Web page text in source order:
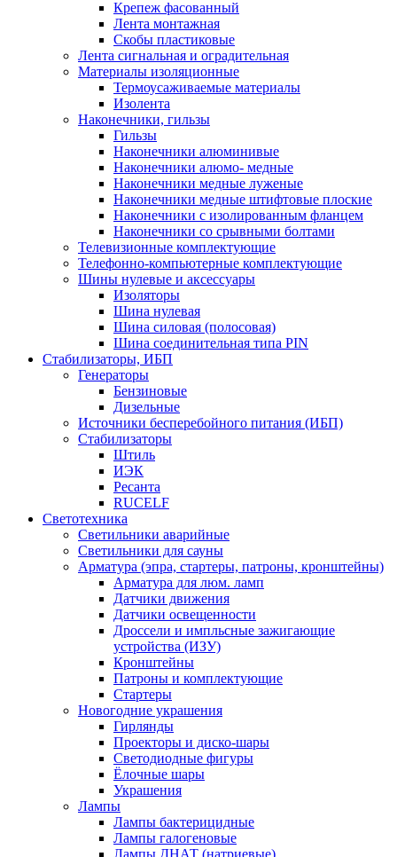
Крепеж фасованный
Лента монтажная
Скобы пластиковые
Лента сигнальная и оградительная
Материалы изоляционные
Термоусаживаемые матeриалы
Изолента
Наконечники, гильзы
Гильзы
Наконечники алюминивые
Наконечники алюмо- медные
Наконечники медные луженые
Наконечники медные штифтовые плоские
Наконечники с изолированным фланцем
Наконечники со срывными болтами
Телевизионные комплектующие
Телефонно-компьютерные комплектующие
Шины нулевые и аксессуары
Изоляторы
Шина нулевая
Шина силовая (полосовая)
Шина соединительная типа PIN
Стабилизаторы, ИБП
Генераторы
Бензиновые
Дизельные
Источники бесперебойного питания (ИБП)
Стабилизаторы
Штиль
ИЭК
Ресанта
RUCELF
Светотехника
Светильники аварийные
Светильники для сауны
Арматура (эпра, стартеры, патроны, кронштейны)
Арматура для люм. ламп
Датчики движения
Датчики освещенности
Дроссели и импльсные зажигающие
устройства (ИЗУ)
Кронштейны
Патроны и комплектующие
Стартеры
Новогодние украшения
Гирлянды
Проекторы и диско-шары
Светодиодные фигуры
Ёлочные шары
Украшения
Лампы
Лампы бактерицидные
Лампы галогеновые
Лампы ДНАТ (натриевые)